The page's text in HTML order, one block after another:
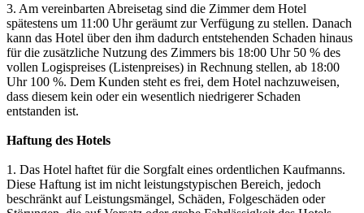
3. Am vereinbarten Abreisetag sind die Zimmer dem Hotel
spätestens um 11:00 Uhr geräumt zur Verfügung zu stellen. Danach
kann das Hotel über den ihm dadurch entstehenden Schaden hinaus
für die zusätzliche Nutzung des Zimmers bis 18:00 Uhr 50 % des
vollen Logispreises (Listenpreises) in Rechnung stellen, ab 18:00
Uhr 100 %. Dem Kunden steht es frei, dem Hotel nachzuweisen,
dass diesem kein oder ein wesentlich niedrigerer Schaden
entstanden ist.
Haftung des Hotels
1. Das Hotel haftet für die Sorgfalt eines ordentlichen Kaufmanns.
Diese Haftung ist im nicht leistungstypischen Bereich, jedoch
beschränkt auf Leistungsmängel, Schäden, Folgeschäden oder